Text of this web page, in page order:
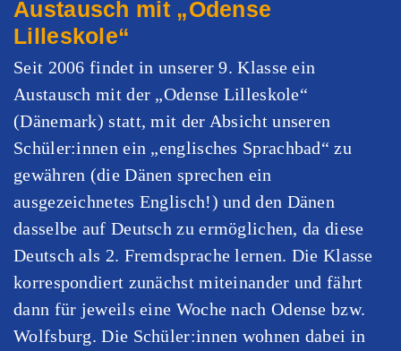
Austausch mit „Odense
Lilleskole“
Seit 2006 findet in unserer 9. Klasse ein
Austausch mit der „Odense Lilleskole“
(Dänemark) statt, mit der Absicht unseren
Schüler:innen ein „englisches Sprachbad“ zu
gewähren (die Dänen sprechen ein
ausgezeichnetes Englisch!) und den Dänen
dasselbe auf Deutsch zu ermöglichen, da diese
Deutsch als 2. Fremdsprache lernen. Die Klasse
korrespondiert zunächst miteinander und fährt
dann für jeweils eine Woche nach Odense bzw.
Wolfsburg. Die Schüler:innen wohnen dabei in